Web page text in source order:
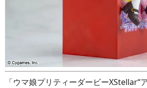
「ウマ娘プリティーダービーXStellar“